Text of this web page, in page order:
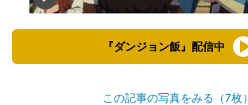
『ダンジョン飯』配信中
この記事の写真をみる（7枚）